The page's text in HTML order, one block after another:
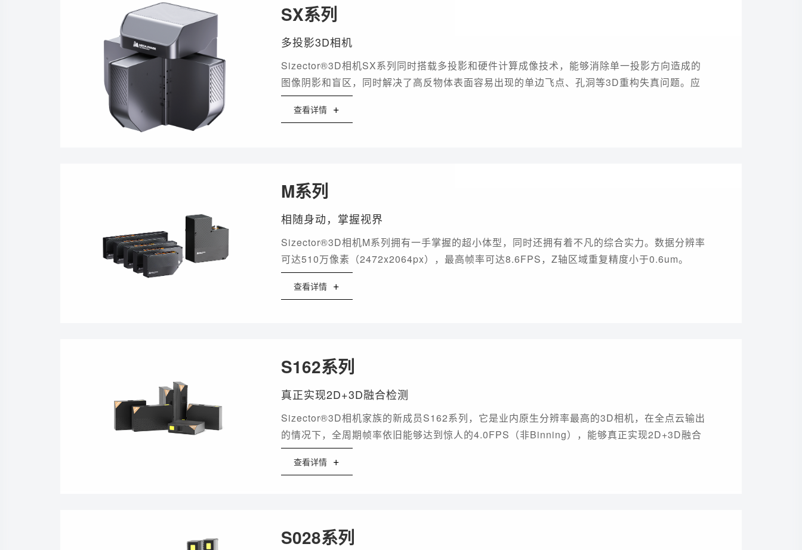
SX系列
多投影3D相机
Sizector®3D相机SX系列同时搭载多投影和硬件计算成像技术，能够消除单一投影方向造成的
图像阴影和盲区，同时解决了高反物体表面容易出现的单边飞点、孔洞等3D重构失真问题。应
用于半导体、动力锂电、PCBA、连接器、新能源汽车等行业高难度的3D在线检测。
查看详情 +
M系列
相随身动，掌握视界
Sizector®3D相机M系列拥有一手掌握的超小体型，同时还拥有着不凡的综合实力。数据分辨率
可达510万像素（2472x2064px），最高帧率可达8.6FPS，Z轴区域重复精度小于0.6um。
查看详情 +
S162系列
真正实现2D+3D融合检测
Sizector®3D相机家族的新成员S162系列，它是业内原生分辨率最高的3D相机，在全点云输出
的情况下，全周期帧率依旧能够达到惊人的4.0FPS（非Binning），能够真正实现2D+3D融合
检测！
查看详情 +
S028系列